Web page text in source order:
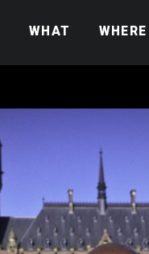
WHAT WHERE